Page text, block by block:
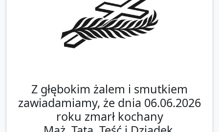
Z głębokim żalem i smutkiem
zawiadamiamy, że dnia 06.06.2026
roku zmarł kochany